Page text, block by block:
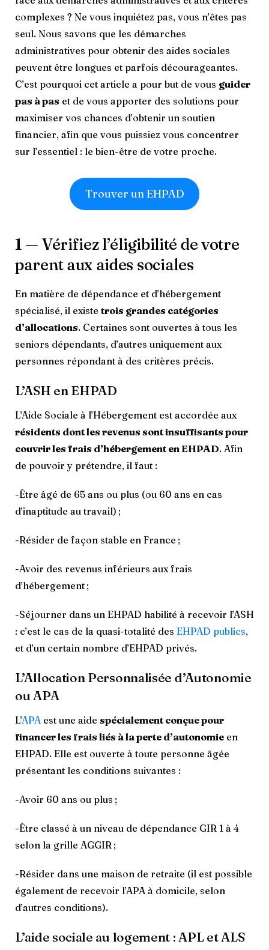
complexes ? Ne vous inquiétez pas, vous n’êtes pas
seul. Nous savons que les démarches
administratives pour obtenir des aides sociales
peuvent être longues et parfois décourageantes.
C’est pourquoi cet article a pour but de vous guider
pas à pas et de vous apporter des solutions pour
maximiser vos chances d’obtenir un soutien
financier, afin que vous puissiez vous concentrer
sur l’essentiel : le bien-être de votre proche.
Trouver un EHPAD
1 — Vérifiez l’éligibilité de votre
parent aux aides sociales
En matière de dépendance et d’hébergement
spécialisé, il existe trois grandes catégories
d’allocations. Certaines sont ouvertes à tous les
seniors dépendants, d’autres uniquement aux
personnes répondant à des critères précis.
L’ASH en EHPAD
L’Aide Sociale à l’Hébergement est accordée aux
résidents dont les revenus sont insuffisants pour
couvrir les frais d’hébergement en EHPAD. Afin
de pouvoir y prétendre, il faut :
-Être âgé de 65 ans ou plus (ou 60 ans en cas
d’inaptitude au travail) ;
-Résider de façon stable en France ;
-Avoir des revenus inférieurs aux frais
d’hébergement ;
-Séjourner dans un EHPAD habilité à recevoir l’ASH
: c’est le cas de la quasi-totalité des EHPAD publics,
et d’un certain nombre d’EHPAD privés.
L’Allocation Personnalisée d’Autonomie
ou APA
L’APA est une aide spécialement conçue pour
financer les frais liés à la perte d’autonomie en
EHPAD. Elle est ouverte à toute personne âgée
présentant les conditions suivantes :
-Avoir 60 ans ou plus ;
-Être classé à un niveau de dépendance GIR 1 à 4
selon la grille AGGIR ;
-Résider dans une maison de retraite (il est possible
également de recevoir l’APA à domicile, selon
d’autres conditions).
L’aide sociale au logement : APL et ALS